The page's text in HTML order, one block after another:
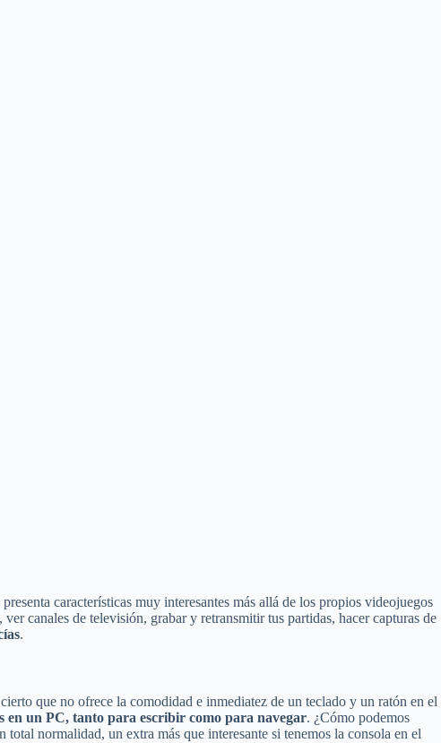
características muy interesantes más allá de los propios videojuegos
canales de televisión, grabar y retransmitir tus partidas, hacer capturas de
.
que no ofrece la comodidad e inmediatez de un teclado y un ratón en el
en un PC, tanto para escribir como para navegar. ¿Cómo podemos
total normalidad, un extra más que interesante si tenemos la consola en el